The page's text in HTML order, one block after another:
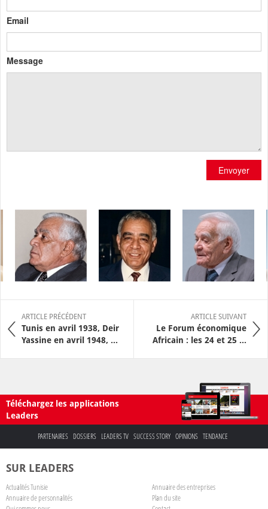
Email
Message
Envoyer
ARTICLE PRÉCÉDENT
Tunis en avril 1938, Deir
Yassine en avril 1948, ...
ARTICLE SUIVANT
Le Forum économique
Africain : les 24 et 25 ...
Téléchargez les applications
Leaders
PARTENAIRES DOSSIERS LEADERS TV SUCCESS STORY OPINIONS TENDANCE
SUR LEADERS
Actualités Tunisie
Annuaire des entreprises
Annuaire de personnalités
Plan du site